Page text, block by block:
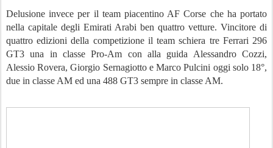
Delusione invece per il team piacentino AF Corse che ha portato
nella capitale degli Emirati Arabi ben quattro vetture. Vincitore di
quattro edizioni della competizione il team schiera tre Ferrari 296
GT3 una in classe Pro-Am con alla guida Alessandro Cozzi,
Alessio Rovera, Giorgio Sernagiotto e Marco Pulcini oggi solo 18°,
due in classe AM ed una 488 GT3 sempre in classe AM.